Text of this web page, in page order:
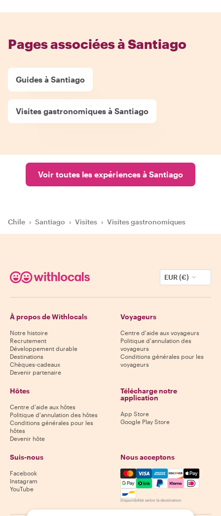
Pages associées à Santiago
Guides à Santiago
Visites gastronomiques à Santiago
Voir toutes les expériences à Santiago
Chile › Santiago › Visites › Visites gastronomiques
EUR (€)
À propos de Withlocals
Notre histoire
Recrutement
Développement durable
Destinations
Chèques-cadeaux
Devenir partenaire
Voyageurs
Centre d'aide aux voyageurs
Politique d'annulation des
voyageurs
Conditions générales pour les
voyageurs
Hôtes
Centre d'aide aux hôtes
Politique d'annulation des hôtes
Conditions générales pour les
hôtes
Devenir hôte
Télécharge notre
application
App Store
Google Play Store
Suis-nous
Facebook
Instagram
YouTube
Nous acceptons
Mastercard, Visa, Amex,
Disponibilité selon la destination